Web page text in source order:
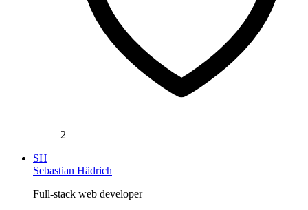
2
SH
Sebastian Hädrich
Full-stack web developer